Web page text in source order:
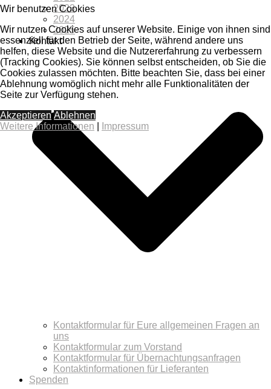
2023
2024
2025
Kontakt
Kontaktformular für Eure allgemeinen Fragen an
uns
Kontaktformular zum Vorstand
Kontaktformular für Übernachtungsanfragen
Kontaktinformationen für Lieferanten
Spenden
Wir benutzen Cookies
Wir nutzen Cookies auf unserer Website. Einige von ihnen sind
essenziell für den Betrieb der Seite, während andere uns
helfen, diese Website und die Nutzererfahrung zu verbessern
(Tracking Cookies). Sie können selbst entscheiden, ob Sie die
Cookies zulassen möchten. Bitte beachten Sie, dass bei einer
Ablehnung womöglich nicht mehr alle Funktionalitäten der
Seite zur Verfügung stehen.
Akzeptieren Ablehnen
Weitere Informationen
Impressum